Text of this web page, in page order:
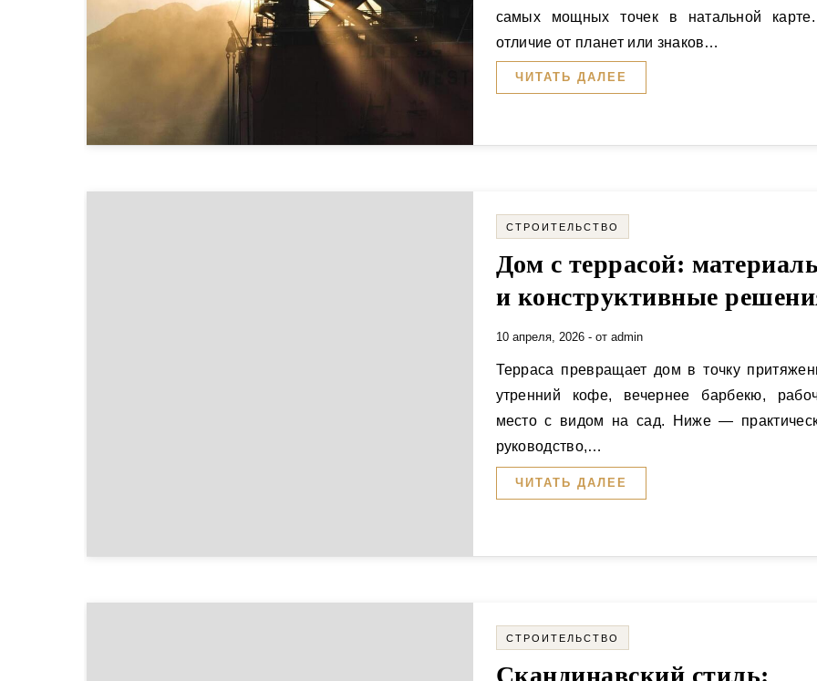
самых мощных точек в натальной
отличие от планет или знаков…
ЧИТАТЬ ДАЛЕЕ
СТРОИТЕЛЬСТВО
Дом с террасой:
и конструктивные
10 апреля, 2026 - от admin
Терраса превращает дом в точку притяжения:
утренний кофе, вечернее барбекю,
место с видом на сад. Ниже —
руководство,…
ЧИТАТЬ ДАЛЕЕ
СТРОИТЕЛЬСТВО
Скандинавский стиль: